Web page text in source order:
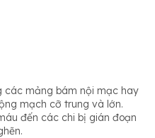
các mảng bám nội mạc hay
mạch cỡ trung và lớn.
đến các chi bị gián đoạn